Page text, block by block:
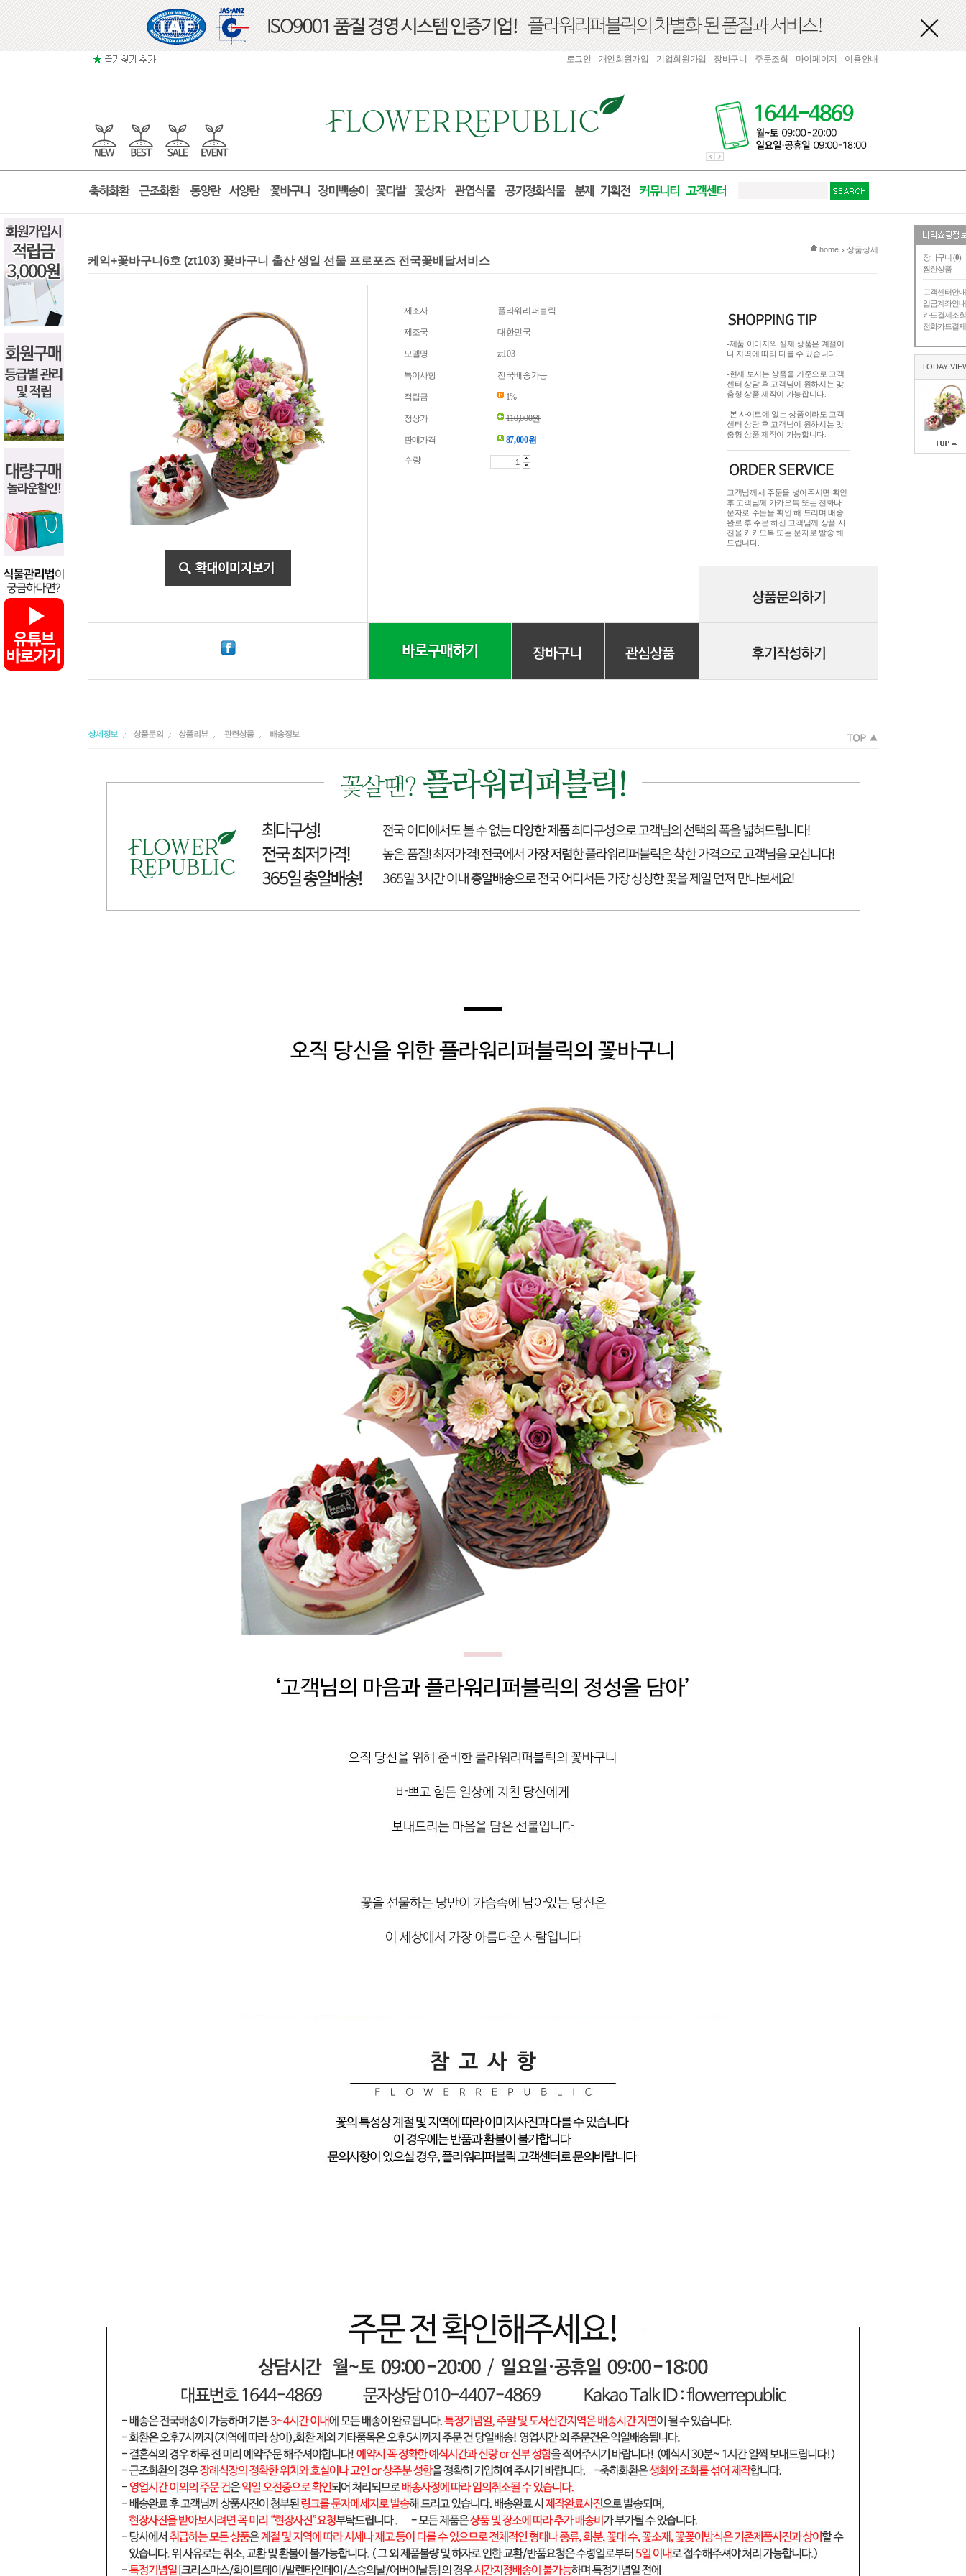
장바구니 (0)
찜한상품
고객센터안내
입금계좌안내
카드결제조회
전화카드결제
TODAY
로그인 개인회원가입 기업회원가입 장바구니 주문조회 마이페이지 이용안내
현재 위치
home > 상품상세
케익+꽃바구니6호 (zt103) 꽃바구니 출산 생일 선물 프로포즈 전국꽃배달서비스
제조사 플라워리퍼블릭
제조국 대한민국
모델명 zt103
특이사항 전국배송가능
적립금 1%
정상가 110,000원
판매가격 87,000원
수량
-제품 이미지와 실제 상품은 계절이
나 지역에 따라 다를 수 있습니다.
-현재 보시는 상품을 기준으로 고객
센터 상담 후 고객님이 원하시는 맞
춤형 상품 제작이 가능합니다.
-본 사이트에 없는 상품이라도 고객
센터 상담 후 고객님이 원하시는 맞
춤형 상품 제작이 가능합니다.
고객님께서 주문을 넣어주시면 확인
후 고객님께 카카오톡 또는 전화나
문자로 주문을 확인 해 드리며.배송
완료 후 주문 하신 고객님께 상품 사
진을 카카오톡 또는 문자로 발송 해
드립니다.